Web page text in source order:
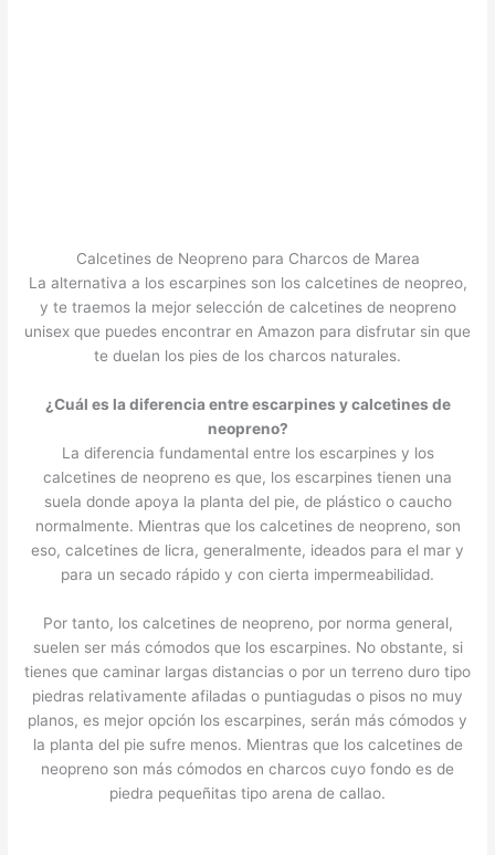
Calcetines de Neopreno para Charcos de Marea
La alternativa a los escarpines son los calcetines de neopreo,
y te traemos la mejor selección de calcetines de neopreno
unisex que puedes encontrar en Amazon para disfrutar sin que
te duelan los pies de los charcos naturales.
¿Cuál es la diferencia entre escarpines y calcetines de
neopreno?
La diferencia fundamental entre los escarpines y los
calcetines de neopreno es que, los escarpines tienen una
suela donde apoya la planta del pie, de plástico o caucho
normalmente. Mientras que los calcetines de neopreno, son
eso, calcetines de licra, generalmente, ideados para el mar y
para un secado rápido y con cierta impermeabilidad.
Por tanto, los calcetines de neopreno, por norma general,
suelen ser más cómodos que los escarpines. No obstante, si
tienes que caminar largas distancias o por un terreno duro tipo
piedras relativamente afiladas o puntiagudas o pisos no muy
planos, es mejor opción los escarpines, serán más cómodos y
la planta del pie sufre menos. Mientras que los calcetines de
neopreno son más cómodos en charcos cuyo fondo es de
piedra pequeñitas tipo arena de callao.